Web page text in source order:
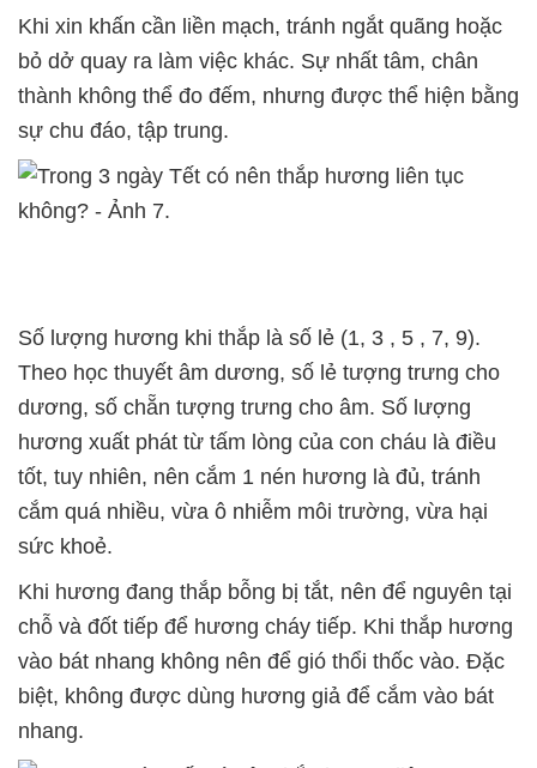
Khi xin khấn cần liền mạch, tránh ngắt quãng hoặc
bỏ dở quay ra làm việc khác. Sự nhất tâm, chân
thành không thể đo đếm, nhưng được thể hiện bằng
sự chu đáo, tập trung.
Số lượng hương khi thắp là số lẻ (1, 3 , 5 , 7, 9).
Theo học thuyết âm dương, số lẻ tượng trưng cho
dương, số chẵn tượng trưng cho âm. Số lượng
hương xuất phát từ tấm lòng của con cháu là điều
tốt, tuy nhiên, nên cắm 1 nén hương là đủ, tránh
cắm quá nhiều, vừa ô nhiễm môi trường, vừa hại
sức khoẻ.
Khi hương đang thắp bỗng bị tắt, nên để nguyên tại
chỗ và đốt tiếp để hương cháy tiếp. Khi thắp hương
vào bát nhang không nên để gió thổi thốc vào. Đặc
biệt, không được dùng hương giả để cắm vào bát
nhang.